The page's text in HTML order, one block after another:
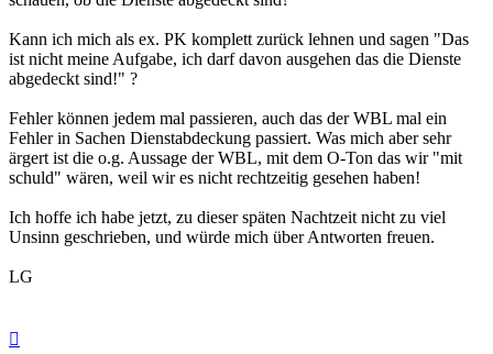
Kann ich mich als ex. PK komplett zurück lehnen und sagen "Das
ist nicht meine Aufgabe, ich darf davon ausgehen das die Dienste
abgedeckt sind!" ?
Fehler können jedem mal passieren, auch das der WBL mal ein
Fehler in Sachen Dienstabdeckung passiert. Was mich aber sehr
ärgert ist die o.g. Aussage der WBL, mit dem O-Ton das wir "mit
schuld" wären, weil wir es nicht rechtzeitig gesehen haben!
Ich hoffe ich habe jetzt, zu dieser späten Nachtzeit nicht zu viel
Unsinn geschrieben, und würde mich über Antworten freuen.
LG